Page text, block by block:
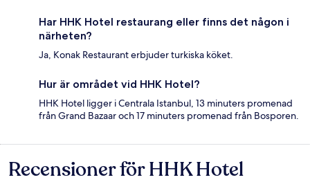
Har HHK Hotel restaurang eller finns det någon i
närheten?
Ja, Konak Restaurant erbjuder turkiska köket.
Hur är området vid HHK Hotel?
HHK Hotel ligger i Centrala Istanbul, 13 minuters promenad
från Grand Bazaar och 17 minuters promenad från Bosporen.
Recensioner
Recensioner för HHK Hotel